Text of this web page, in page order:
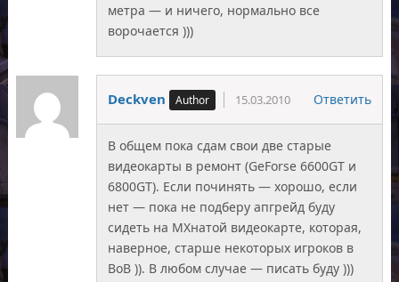
метра — и ничего, нормально все
ворочается )))
Deckven 15.03.2010 Ответить
В общем пока сдам свои две старые
видеокарты в ремонт (GeForse 6600GT и
6800GT). Если починять — хорошо, если
нет — пока не подберу апгрейд буду
сидеть на МХнатой видеокарте, которая,
наверное, старше некоторых игроков в
ВоВ )). В любом случае — писать буду )))